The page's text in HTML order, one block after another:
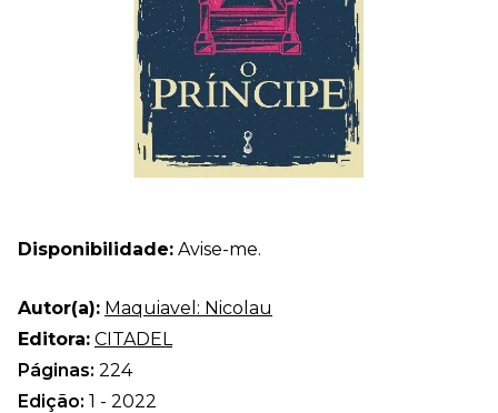
Disponibilidade: Avise-me.
Autor(a): Maquiavel: Nicolau
Editora: CITADEL
Páginas: 224
Edição: 1 - 2022